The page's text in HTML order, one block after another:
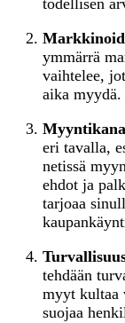
todellisen
ymmärrä
vaihtelee,
aika myydä.
eri tavalla,
netissä
ehdot ja
tarjoaa
tehdään
myyt kultaa
suojaa